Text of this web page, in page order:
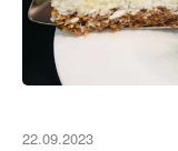
22.09.2023